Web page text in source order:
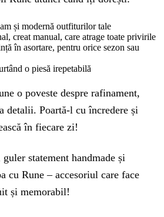
și modernă outfiturilor tale
creat manual, care atrage toate privirile
în asortare, pentru orice sezon sau
o piesă irepetabilă
o poveste despre rafinament,
detalii. Poartă-l cu încredere și
în fiecare zi!
statement handmade și
cu Rune – accesoriul care face
și memorabil!